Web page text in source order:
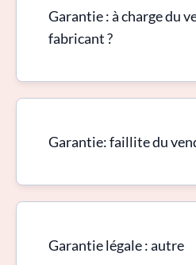
Garantie : à charge du
fabricant ?
Garantie: faillite du
Garantie légale : autre